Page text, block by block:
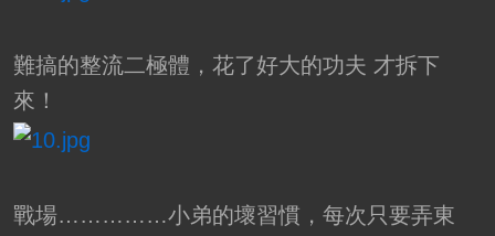
難搞的整流二極體，花了好大的功夫 才拆下
來！
戰場……………小弟的壞習慣，每次只要弄東